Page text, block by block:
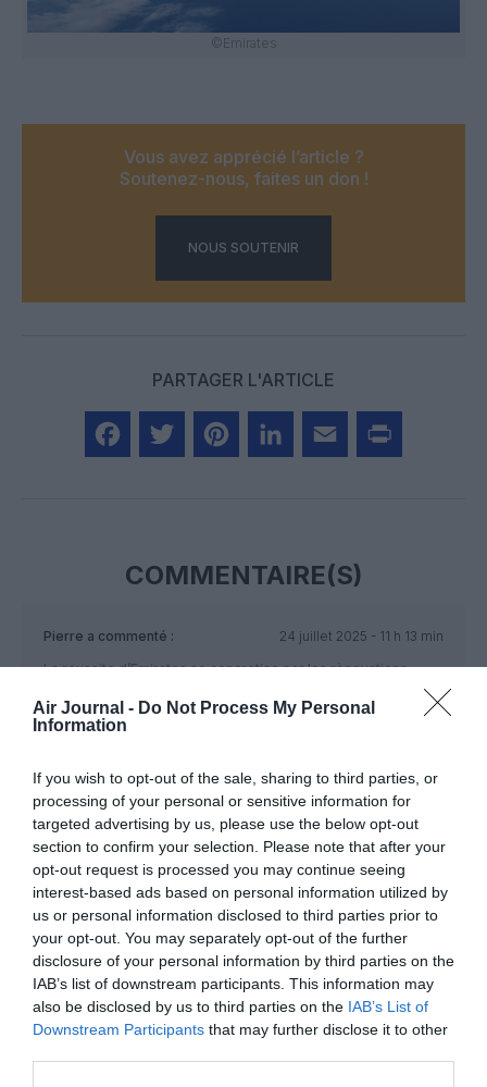
Air Journal - Do Not Process My Personal
Information
If you wish to opt-out of the sale, sharing to third parties, or
processing of your personal or sensitive information for
targeted advertising by us, please use the below opt-out
section to confirm your selection. Please note that after your
opt-out request is processed you may continue seeing
interest-based ads based on personal information utilized by
us or personal information disclosed to third parties prior to
your opt-out. You may separately opt-out of the further
disclosure of your personal information by third parties on the
IAB’s list of downstream participants. This information may
also be disclosed by us to third parties on the IAB’s List of
Downstream Participants that may further disclose it to other
©Emirates
Vous avez apprécié l’article ?
Soutenez-nous, faites un don !
NOUS SOUTENIR
PARTAGER L'ARTICLE
COMMENTAIRE(S)
Pierre a commenté :
24 juillet 2025 - 11 h 13 min
La reussite d’Emirates se concretise par les rènovations
devraient prendre en exemple
Bof !a commenté :
24 juillet 2025 - 12 h
28 min
Pas vraiment…
Ces anciens avions polluent BEAUCOUP plus que
Donc au niveau environnemental, c’est très négatif.
RÉPONDRE